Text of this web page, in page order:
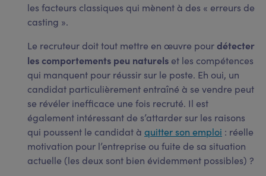
les facteurs classiques qui mènent à des « erreurs de
casting ».
Le recruteur doit tout mettre en œuvre pourdétecter
les comportements peu naturels et les compétences
qui manquent pour réussir sur le poste. Eh oui, un
candidat particulièrement entraîné à se vendre peut
se révéler inefficace une fois recruté. Il est
également intéressant de s’attarder sur les raisons
qui poussent le candidat à quitter son emploi : réelle
motivation pour l’entreprise ou fuite de sa situation
actuelle (les deux sont bien évidemment possibles) ?